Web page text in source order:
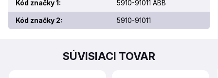
Kód značky 1: 5910-91011 ABB
Kód značky 2: 5910-91011
SÚVISIACI TOVAR